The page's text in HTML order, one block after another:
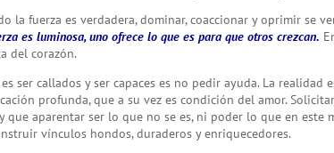
la fuerza es verdadera, dominar, coaccionar y oprimir se
es luminosa, uno ofrece lo que es para que otros crezcan.
del corazón.
ser callados y ser capaces es no pedir ayuda. La realidad
profunda, que a su vez es condición del amor.
que aparentar ser lo que no se es, ni poder lo que en este
vínculos hondos, duraderos y enriquecedores.